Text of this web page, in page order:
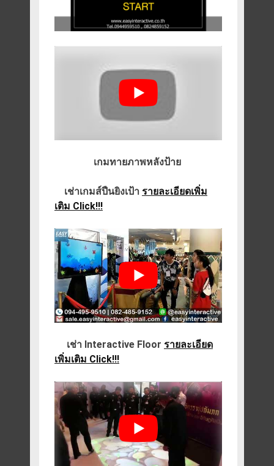
เกมทายภาพหลังป้าย
เช่าเกมส์ปืนยิงเป้า รายละเอียดเพิ่ม
เติม Click!!!
เช่า Interactive Floor รายละเอียด
เพิ่มเติม Click!!!